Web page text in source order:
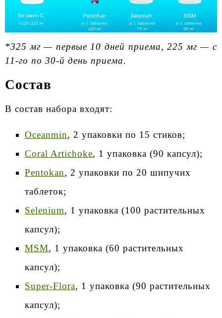
*325 мг — первые 10 дней приема, 225 мг — с
11-го по 30-й день приема.
Состав
В состав набора входят:
Oceanmin, 2 упаковки по 15 стиков;
Coral Artichoke, 1 упаковка (90 капсул);
Pentokan, 2 упаковки по 20 шипучих
таблеток;
Selenium, 1 упаковка (100 растительных
капсул);
MSM, 1 упаковка (60 растительных
капсул);
Super-Flora, 1 упаковка (90 растительных
капсул);